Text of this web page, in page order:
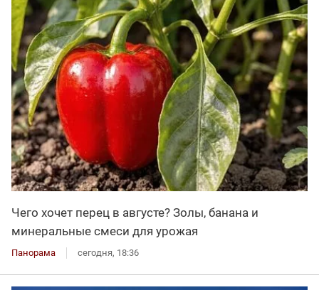
Чего хочет перец в августе? Золы, банана и
минеральные смеси для урожая
Панорама сегодня, 18:36